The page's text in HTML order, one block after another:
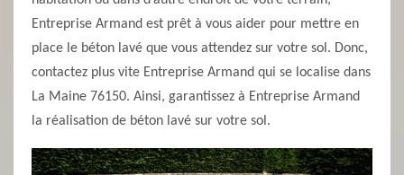
Entreprise Armand est prêt à vous aider pour mettre en
place le béton lavé que vous attendez sur votre sol. Donc,
contactez plus vite Entreprise Armand qui se localise dans
La Maine 76150. Ainsi, garantissez à Entreprise Armand
la réalisation de béton lavé sur votre sol.